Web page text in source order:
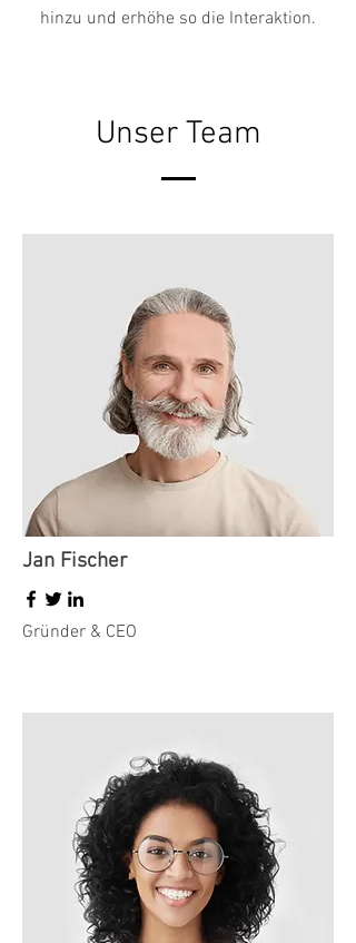
hinzu und erhöhe so die Interaktion.
Unser Team
Jan Fischer
Gründer & CEO